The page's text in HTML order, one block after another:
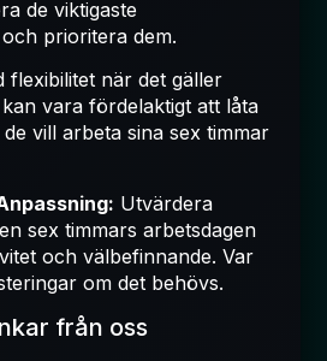
de viktigaste
prioritera dem.
flexibilitet när det gäller
vara fördelaktigt att låta
vill arbeta sina sex timmar
Utvärdera
sex timmars arbetsdagen
och välbefinnande. Var
om det behövs.
från oss